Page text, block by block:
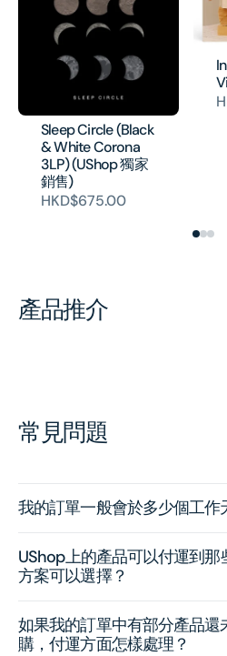
Sleep Circle (Black
& White Corona
3LP) (UShop 獨家
銷售)
HKD$675.00
產品推介
常見問題
我的訂單一般會於多少個工作
UShop上的產品可以付運到
方案可以選擇？
如果我的訂單中有部分產品還
購，付運方面怎樣處理？